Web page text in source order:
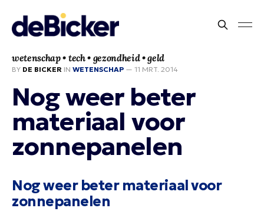
wetenschap • tech • gezondheid • geld
BY DE BICKER IN WETENSCHAP — 11 MRT. 2014
Nog weer beter
materiaal voor
zonnepanelen
Nog weer beter materiaal voor
zonnepanelen